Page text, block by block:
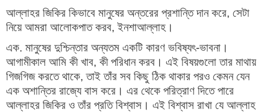
আল্লাহর জিকির কিভাবে মানুষের অন্তরের প্রশান্তি দান করে, সেটা
নিয়ে আমরা আলোকপাত করব, ইনশাআল্লাহ।
এক. মানুষের দুশ্চিন্তার অন্যতম একটি কারণ ভবিষ্যৎ-ভাবনা।
আগামীকাল আমি কী খাব, কী পরিধান করব। এই বিষয়গুলো তার মাথায়
গিজগিজ করতে থাকে, তাই তাঁর সব কিছু ঠিক থাকার পরও কেমন যেন
এক অশান্তির রাজ্যে বাস করে। এর থেকে পরিত্রাণ দিতে পারে
আল্লাহর জিকির ও তাঁর প্রতি বিশ্বাস। এই বিশ্বাস রাখা যে আল্লাহ